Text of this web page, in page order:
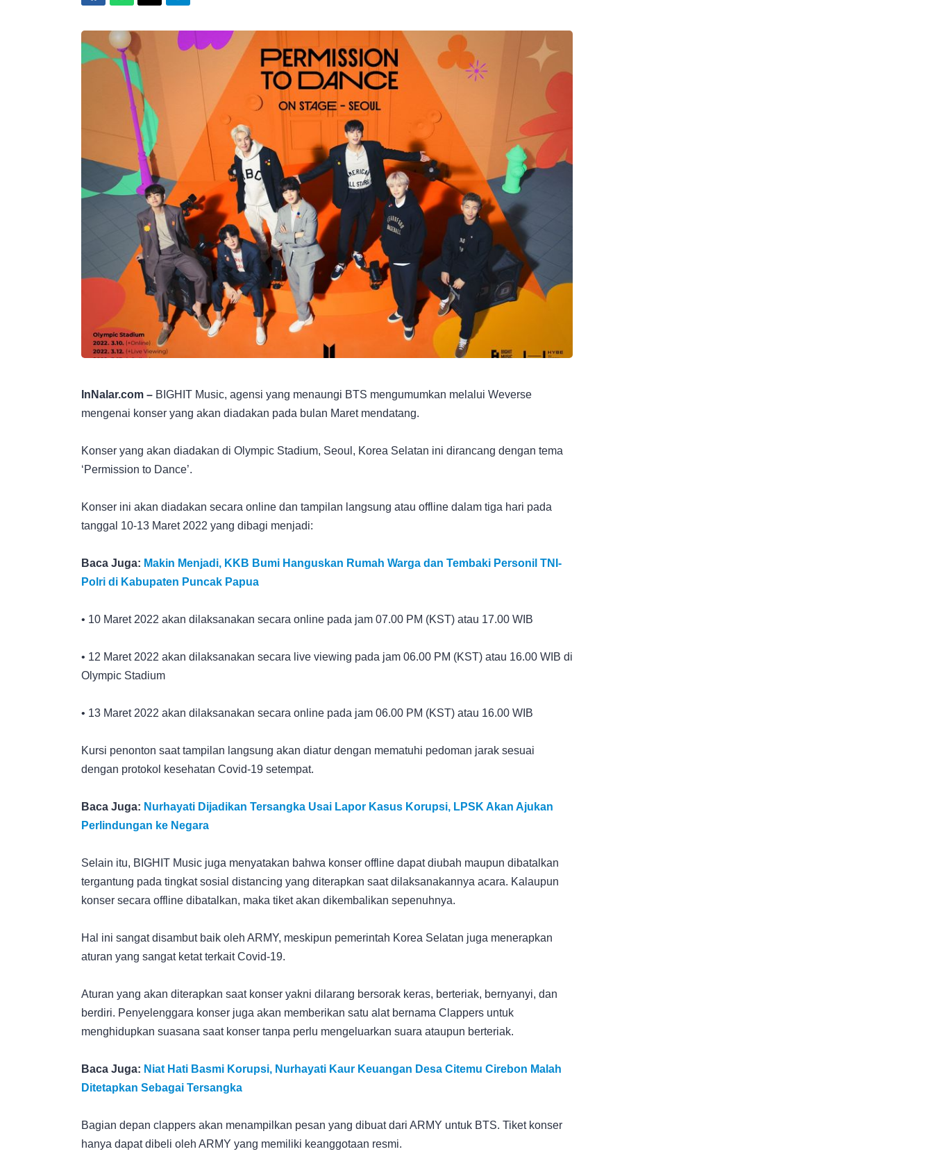
InNalar.com – BIGHIT Music, agensi yang menaungi BTS mengumumkan melalui Weverse
mengenai konser yang akan diadakan pada bulan Maret mendatang.
Konser yang akan diadakan di Olympic Stadium, Seoul, Korea Selatan ini dirancang dengan tema
‘Permission to Dance’.
Konser ini akan diadakan secara online dan tampilan langsung atau offline dalam tiga hari pada
tanggal 10-13 Maret 2022 yang dibagi menjadi:
Baca Juga: Makin Menjadi, KKB Bumi Hanguskan Rumah Warga dan Tembaki Personil TNI-
Polri di Kabupaten Puncak Papua
• 10 Maret 2022 akan dilaksanakan secara online pada jam 07.00 PM (KST) atau 17.00 WIB
• 12 Maret 2022 akan dilaksanakan secara live viewing pada jam 06.00 PM (KST) atau 16.00 WIB di
Olympic Stadium
• 13 Maret 2022 akan dilaksanakan secara online pada jam 06.00 PM (KST) atau 16.00 WIB
Kursi penonton saat tampilan langsung akan diatur dengan mematuhi pedoman jarak sesuai
dengan protokol kesehatan Covid-19 setempat.
Baca Juga: Nurhayati Dijadikan Tersangka Usai Lapor Kasus Korupsi, LPSK Akan Ajukan
Perlindungan ke Negara
Selain itu, BIGHIT Music juga menyatakan bahwa konser offline dapat diubah maupun dibatalkan
tergantung pada tingkat sosial distancing yang diterapkan saat dilaksanakannya acara. Kalaupun
konser secara offline dibatalkan, maka tiket akan dikembalikan sepenuhnya.
Hal ini sangat disambut baik oleh ARMY, meskipun pemerintah Korea Selatan juga menerapkan
aturan yang sangat ketat terkait Covid-19.
Aturan yang akan diterapkan saat konser yakni dilarang bersorak keras, berteriak, bernyanyi, dan
berdiri. Penyelenggara konser juga akan memberikan satu alat bernama Clappers untuk
menghidupkan suasana saat konser tanpa perlu mengeluarkan suara ataupun berteriak.
Baca Juga: Niat Hati Basmi Korupsi, Nurhayati Kaur Keuangan Desa Citemu Cirebon Malah
Ditetapkan Sebagai Tersangka
Bagian depan clappers akan menampilkan pesan yang dibuat dari ARMY untuk BTS. Tiket konser
hanya dapat dibeli oleh ARMY yang memiliki keanggotaan resmi.